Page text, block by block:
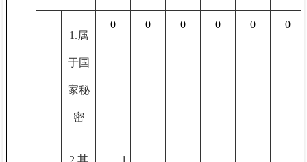
1.属
于国
家秘
密
0 0 0 0 0 0